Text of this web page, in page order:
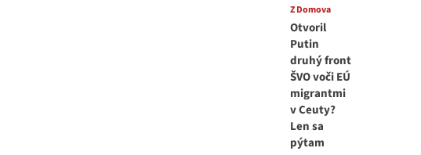
Z Domova
Otvoril
Putin
druhý front
ŠVO voči EÚ
migrantmi
v Ceuty?
Len sa
pýtam